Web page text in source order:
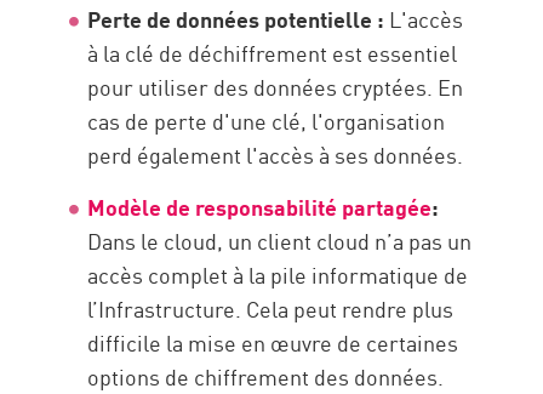
Perte de données potentielle : L'accès
à la clé de déchiffrement est essentiel
pour utiliser des données cryptées. En
cas de perte d'une clé, l'organisation
perd également l'accès à ses données.
Modèle de responsabilité partagée:
Dans le cloud, un client cloud n’a pas un
accès complet à la pile informatique de
l’Infrastructure. Cela peut rendre plus
difficile la mise en œuvre de certaines
options de chiffrement des données.